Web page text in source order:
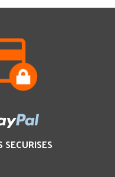
SECURISES